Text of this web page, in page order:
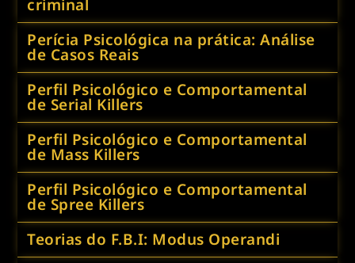
criminal
Perícia Psicológica na prática: Análise
de Casos Reais
Perfil Psicológico e Comportamental
de Serial Killers
Perfil Psicológico e Comportamental
de Mass Killers
Perfil Psicológico e Comportamental
de Spree Killers
Teorias do F.B.I: Modus Operandi